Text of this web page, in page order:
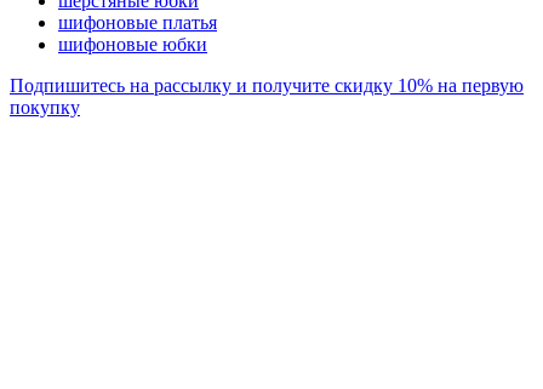
шифоновые платья
шифоновые юбки
Подпишитесь на рассылку и получите скидку 10% на первую
покупку